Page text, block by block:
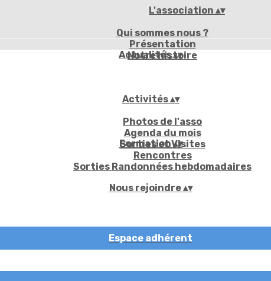
L'association ▴▾
Qui sommes nous ?
Présentation
Notre histoire
Actualités▴▾
Activités▴▾
Photos de l'asso
Agenda du mois
Sorties et Visites
Rencontres
Sorties Randonnées hebdomadaires
Formation▴▾
Nous rejoindre▴▾
Espace adhérent